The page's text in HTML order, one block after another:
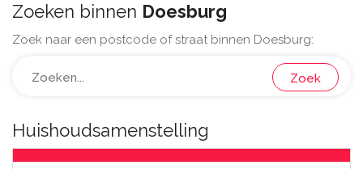
Zoeken binnen Doesburg
Zoek naar een postcode of straat binnen Doesburg:
Zoek
Huishoudsamenstelling